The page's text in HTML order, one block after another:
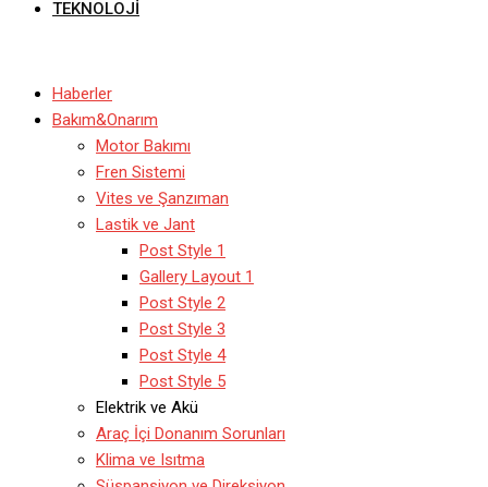
TEKNOLOJI
Haberler
Bakım&Onarım
Motor Bakımı
Fren Sistemi
Vites ve Şanzıman
Lastik ve Jant
Post Style 1
Gallery Layout 1
Post Style 2
Post Style 3
Post Style 4
Post Style 5
Elektrik ve Akü
Araç İçi Donanım Sorunları
Klima ve Isıtma